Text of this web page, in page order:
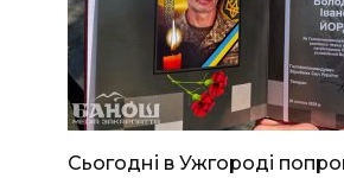
Сьогодні в Ужгороді